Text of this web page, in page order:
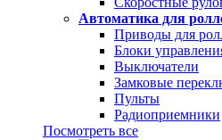
Автоматика для
Приводы для
Блоки
Выключатели
Замковые
Пульты
Радиоприемники
Посмотреть все